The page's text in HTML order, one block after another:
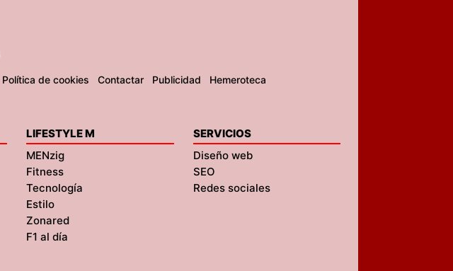
Política de cookies Contactar Publicidad Hemeroteca
LIFESTYLE M
MENzig
Fitness
Tecnología
Estilo
Zonared
F1 al día
SERVICIOS
Diseño web
SEO
Redes sociales